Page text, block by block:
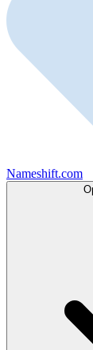
Nameshift.com